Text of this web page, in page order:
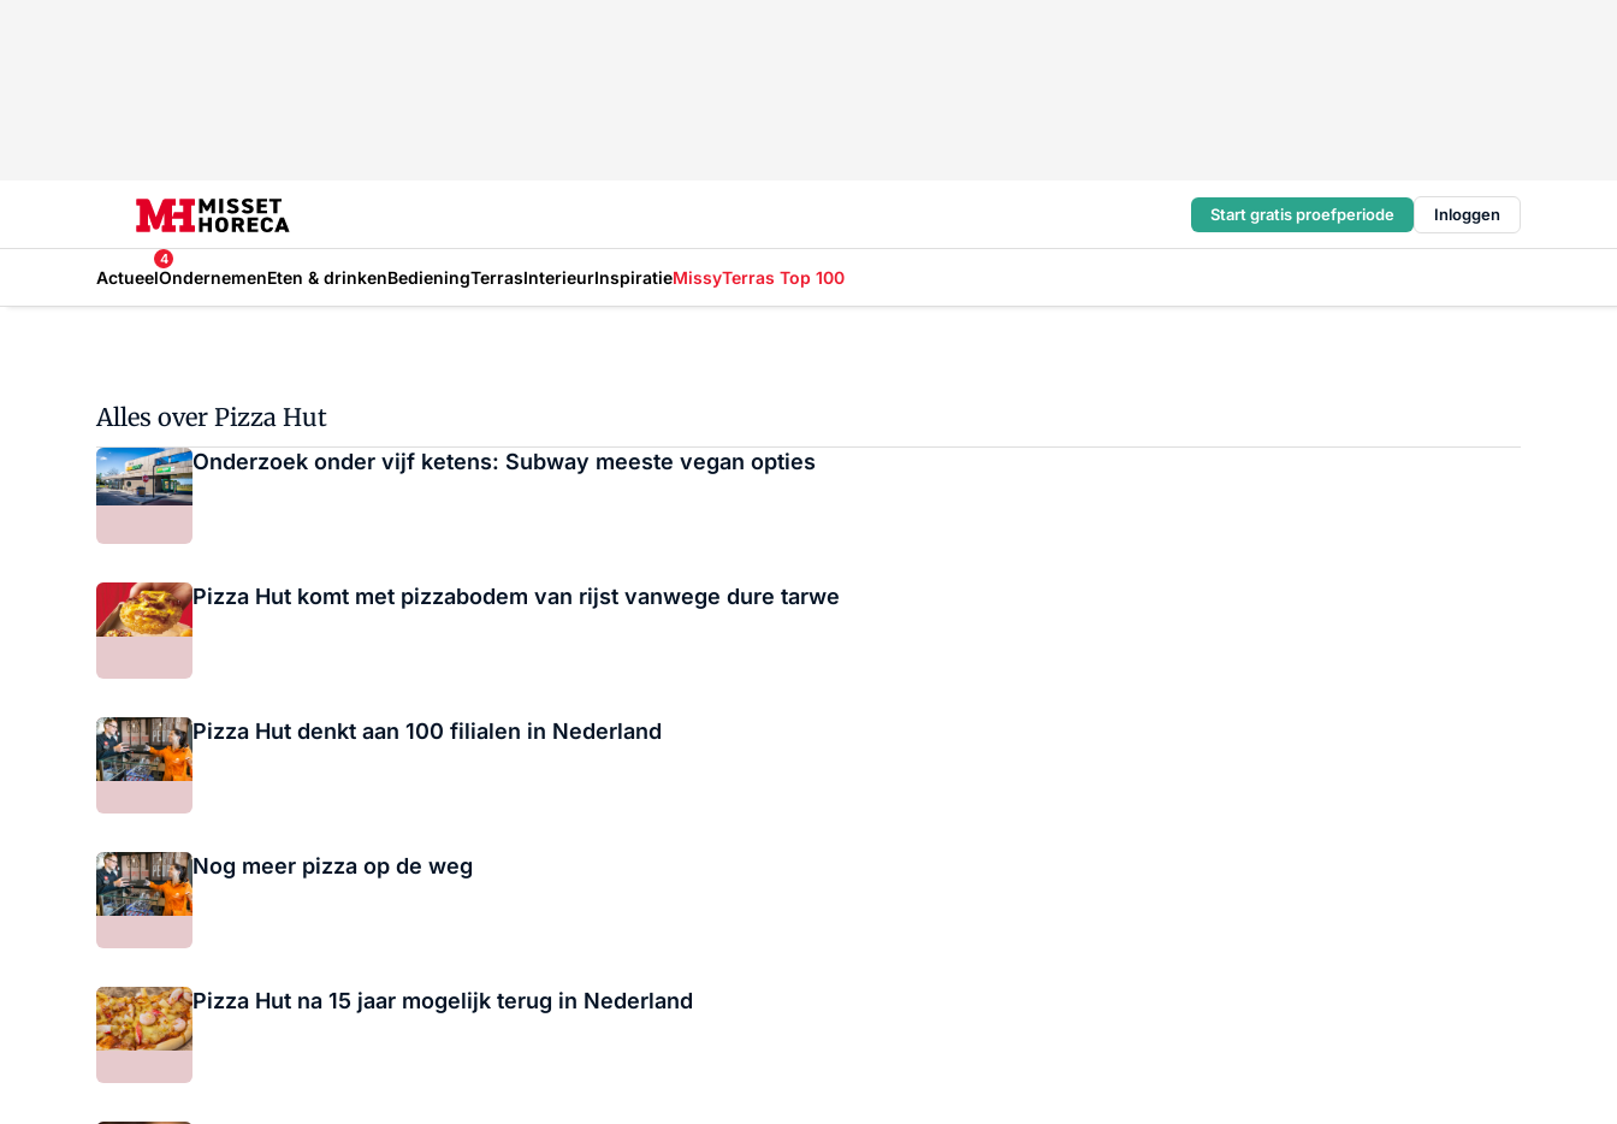
Start gratis proefperiode Inloggen
Actueel
4
OndernemenEten & drinkenBedieningTerrasInterieurInspiratieMissyTerras Top 100
Alles over Pizza Hut
Onderzoek onder vijf ketens: Subway meeste vegan opties
Pizza Hut komt met pizzabodem van rijst vanwege dure tarwe
Pizza Hut denkt aan 100 filialen in Nederland
Nog meer pizza op de weg
Pizza Hut na 15 jaar mogelijk terug in Nederland